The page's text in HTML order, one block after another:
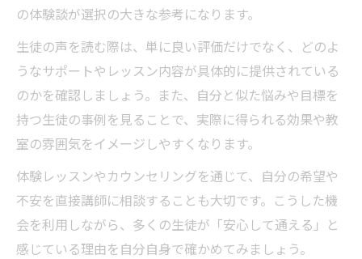
の体験談が選択の大きな参考になります。
生徒の声を読む際は、単に良い評価だけでなく、どのよ
うなサポートやレッスン内容が具体的に提供されている
のかを確認しましょう。また、自分と似た悩みや目標を
持つ生徒の事例を見ることで、実際に得られる効果や教
室の雰囲気をイメージしやすくなります。
体験レッスンやカウンセリングを通じて、自分の希望や
不安を直接講師に相談することも大切です。こうした機
会を利用しながら、多くの生徒が「安心して通える」と
感じている理由を自分自身で確かめてみましょう。